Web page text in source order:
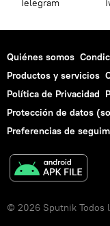
Telegram
Quiénes somos
Productos y servicios
Política de Privacidad
Protección de datos
Preferencias de
© 2026 Sputnik Todos